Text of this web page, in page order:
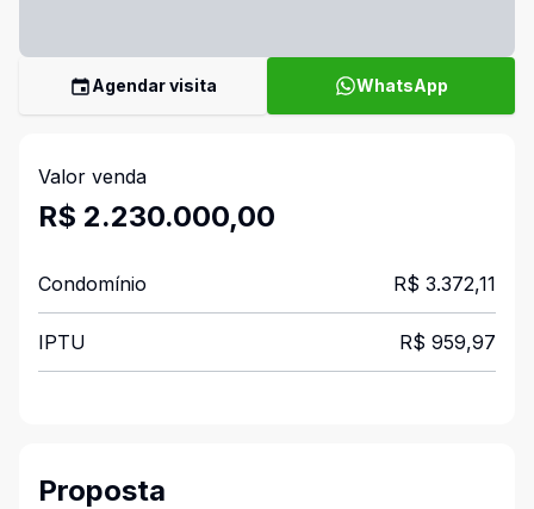
Agendar visita WhatsApp
Valor venda
R$ 2.230.000,00
Condomínio R$ 3.372,11
IPTU R$ 959,97
Proposta